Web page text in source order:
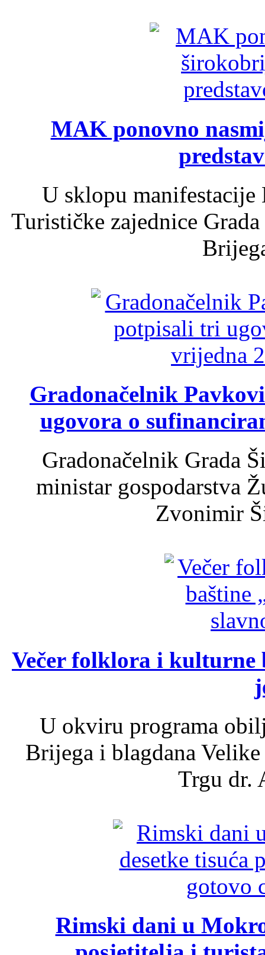
MAK ponovno
U sklopu
Turističke zajednice
Gradonačelnik
ugovora o
Gradonačelnik Grada
ministar gospodarstva
Zvonimir
Večer folklora i kulturne
U okviru programa
Brijega i blagdana
Trgu dr.
Rimski dani u